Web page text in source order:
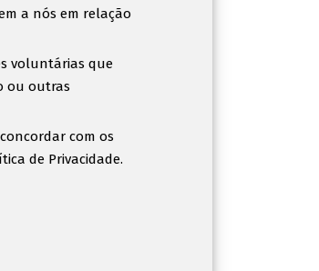
a nós em relação
voluntárias que
ou outras
com os
de Privacidade.